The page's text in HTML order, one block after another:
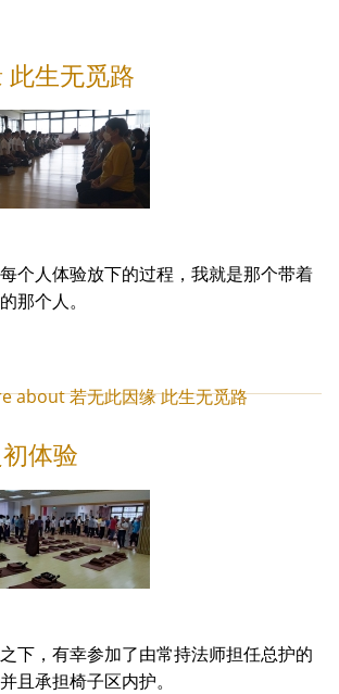
此生无觅路
个人体验放下的过程，我就是那个带着
那个人。
about 若无此因缘 此生无觅路
体验
下，有幸参加了由常持法师担任总护的
且承担椅子区内护。